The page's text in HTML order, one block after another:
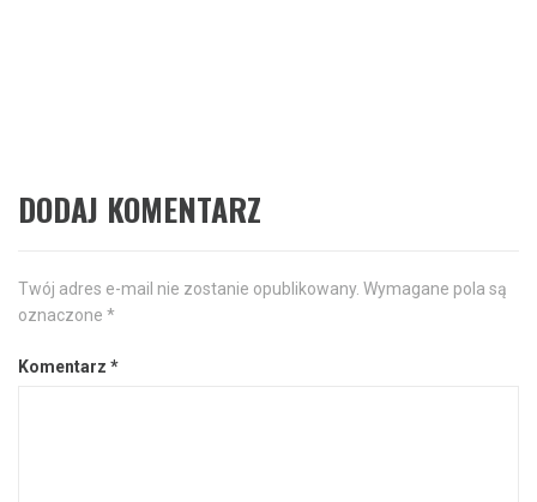
DODAJ KOMENTARZ
Twój adres e-mail nie zostanie opublikowany. Wymagane pola są
oznaczone *
Komentarz *